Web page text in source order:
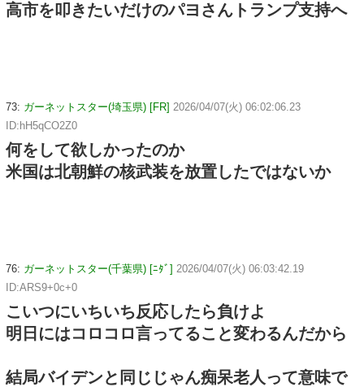
高市を叩きたいだけのパヨさんトランプ支持へ
73: ガーネットスター(埼玉県) [FR] 2026/04/07(火) 06:02:06.23
ID:hH5qCO2Z0
何をして欲しかったのか
米国は北朝鮮の核武装を放置したではないか
76: ガーネットスター(千葉県) [ﾆﾀﾞ] 2026/04/07(火) 06:03:42.19
ID:ARS9+0c+0
こいつにいちいち反応したら負けよ
明日にはコロコロ言ってること変わるんだから
結局バイデンと同じじゃん痴呆老人って意味で